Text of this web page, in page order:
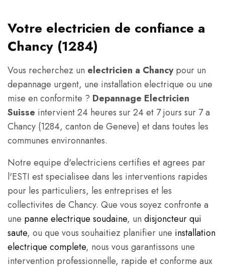
Votre electricien de confiance a
Chancy (1284)
Vous recherchez un electricien a Chancypour un
depannage urgent, une installation electrique ou une
mise en conformite ? Depannage Electricien
Suisse intervient 24 heures sur 24 et 7 jours sur 7 a
Chancy (1284, canton de Geneve) et dans toutes les
communes environnantes.
Notre equipe d'electriciens certifies et agrees par
l'ESTI est specialisee dans les interventions rapides
pour les particuliers, les entreprises et les
collectivites de Chancy. Que vous soyez confronte a
une panne electrique soudaine, un disjoncteur qui
saute, ou que vous souhaitiez planifier une installation
electrique complete, nous vous garantissons une
intervention professionnelle, rapide et conforme aux